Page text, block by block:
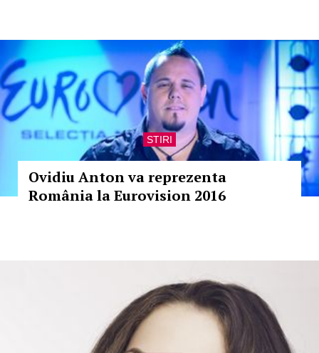
STIRI
Ovidiu Anton va reprezenta
România la Eurovision 2016